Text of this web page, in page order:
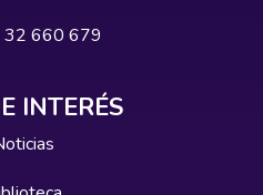
32 660 679
INTERÉS